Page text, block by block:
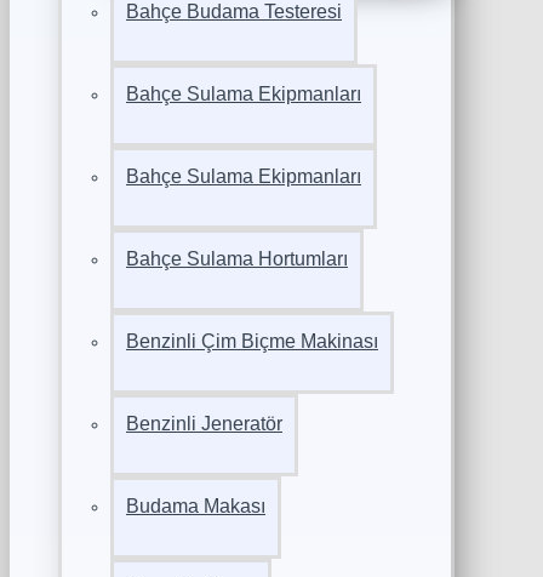
Bahçe Budama Testeresi
Bahçe Sulama Ekipmanları
Bahçe Sulama Ekipmanları
Bahçe Sulama Hortumları
Benzinli Çim Biçme Makinası
Benzinli Jeneratör
Budama Makası